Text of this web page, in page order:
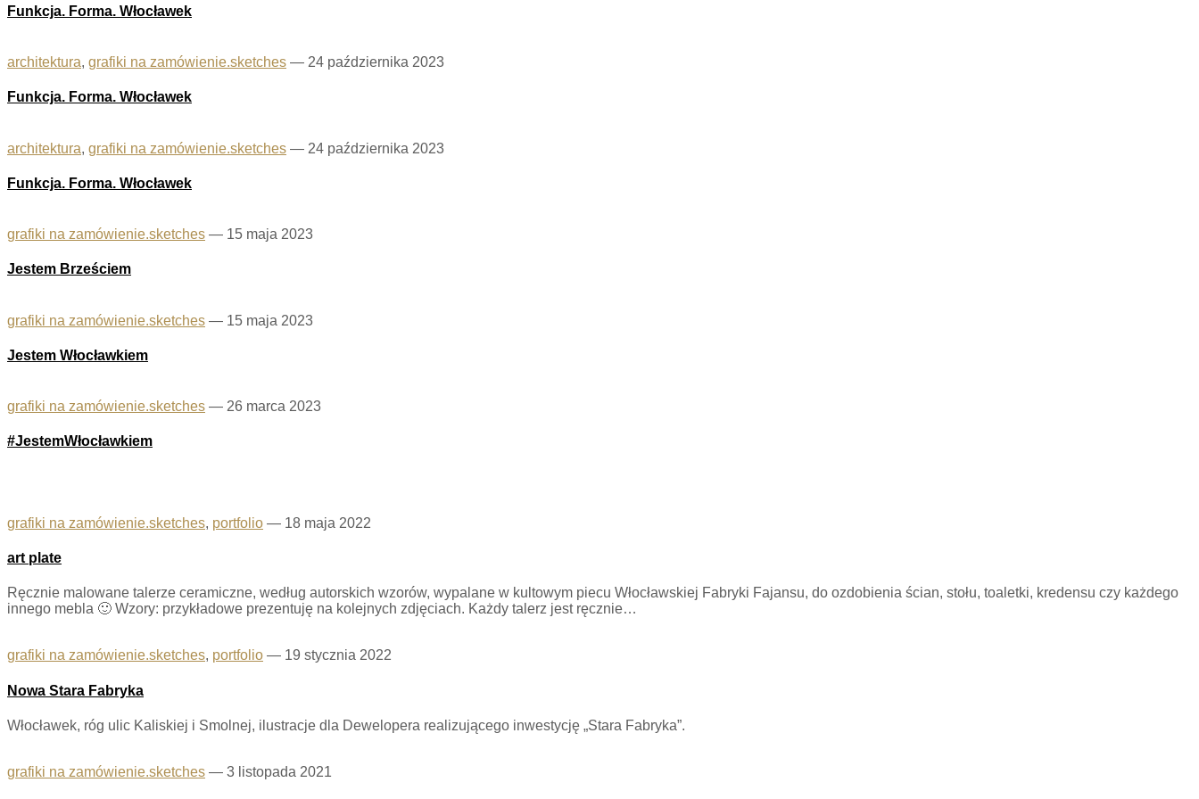
Funkcja. Forma. Włocławek
architektura, grafiki na zamówienie.sketches — 24 października 2023
Funkcja. Forma. Włocławek
architektura, grafiki na zamówienie.sketches — 24 października 2023
Funkcja. Forma. Włocławek
grafiki na zamówienie.sketches — 15 maja 2023
Jestem Brześciem
grafiki na zamówienie.sketches — 15 maja 2023
Jestem Włocławkiem
grafiki na zamówienie.sketches — 26 marca 2023
#JestemWłocławkiem
grafiki na zamówienie.sketches, portfolio — 18 maja 2022
art plate
Ręcznie malowane talerze ceramiczne, według autorskich wzorów, wypalane w kultowym piecu Włocławskiej Fabryki Fajansu, do ozdobienia ścian, stołu, toaletki, kredensu czy każdego
innego mebla 🙂 Wzory: przykładowe prezentuję na kolejnych zdjęciach. Każdy talerz jest ręcznie…
grafiki na zamówienie.sketches, portfolio — 19 stycznia 2022
Nowa Stara Fabryka
Włocławek, róg ulic Kaliskiej i Smolnej, ilustracje dla Dewelopera realizującego inwestycję „Stara Fabryka”.
grafiki na zamówienie.sketches — 3 listopada 2021